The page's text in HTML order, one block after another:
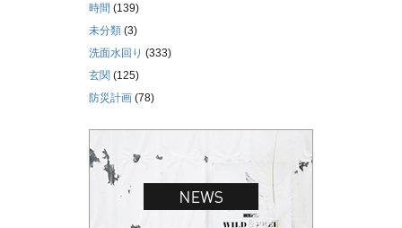
時間 (139)
未分類 (3)
洗面水回り (333)
玄関 (125)
防災計画 (78)